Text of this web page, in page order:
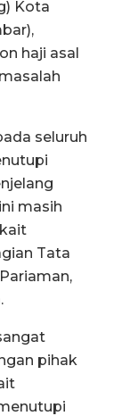
Kota
haji asal
seluruh
masih
Tata
pihak